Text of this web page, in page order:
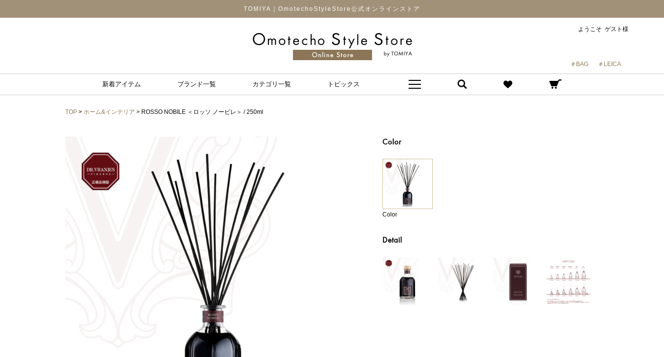
TOMIYA｜OmotechoStyleStore公式オンラインストア
ようこそ ゲスト様
＃BAG ＃LEICA
新着アイテム ブランド一覧 カテゴリ一覧 トピックス
TOP > ホーム&インテリア > ROSSO NOBILE ＜ロッソ ノービレ＞ / 250ml
Color
Color
Detail